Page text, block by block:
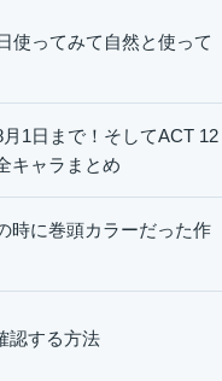
使ってみて自然と使って
1日まで！そしてACT 12
キャラまとめ
時に巻頭カラーだった作
認する方法